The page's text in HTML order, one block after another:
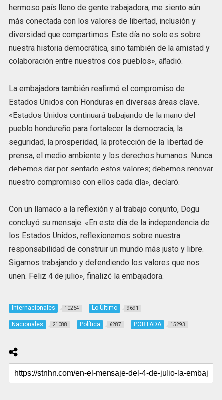
hermoso país lleno de gente trabajadora, me siento aún
más conectada con los valores de libertad, inclusión y
diversidad que compartimos. Este día no solo es sobre
nuestra historia democrática, sino también de la amistad y
colaboración entre nuestros dos pueblos», añadió.
La embajadora también reafirmó el compromiso de
Estados Unidos con Honduras en diversas áreas clave.
«Estados Unidos continuará trabajando de la mano del
pueblo hondureño para fortalecer la democracia, la
seguridad, la prosperidad, la protección de la libertad de
prensa, el medio ambiente y los derechos humanos. Nunca
debemos dar por sentado estos valores; debemos renovar
nuestro compromiso con ellos cada día», declaró.
Con un llamado a la reflexión y al trabajo conjunto, Dogu
concluyó su mensaje. «En este día de la independencia de
los Estados Unidos, reflexionemos sobre nuestra
responsabilidad de construir un mundo más justo y libre.
Sigamos trabajando y defendiendo los valores que nos
unen. Feliz 4 de julio», finalizó la embajadora.
Internacionales 10264 Lo Último 9691
Nacionales 21088 Política 6287 PORTADA 15293